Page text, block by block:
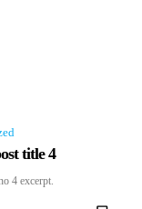
title 4
4 excerpt.